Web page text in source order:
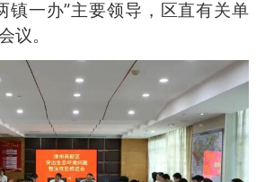
镇一办”主要领导，区直有关单
议。